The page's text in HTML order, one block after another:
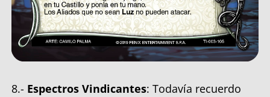
8.- Espectros Vindicantes: Todavía recuerdo